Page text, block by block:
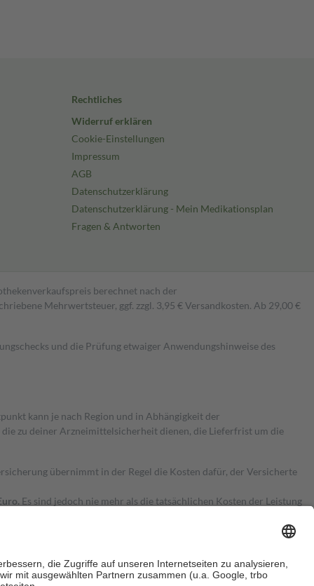
Rechtliches
Widerruf erklären
Cookie-Einstellungen
Impressum
AGB
Datenschutzerklärung
Datenschutzerklärung - Mein Medikationsplan
Fragen & Antworten
berechnet nach der
Mehrwertsteuer, ggf. zzgl. 3,95 € Versandkosten. Ab 29,00 €
und die Prüfung etwaiger Anwendungshinweise des
kann je nach Region und in Abhängigkeit der
zu deiner Arzneimittelsicherheit dienen, die Lieferfrist um die
übernimmt in der Regel die Kosten dafür, der Versicherte
Es sind jedoch nie mehr als die tatsächlichen Kosten der Leistung
Zuzahlungen an bei: